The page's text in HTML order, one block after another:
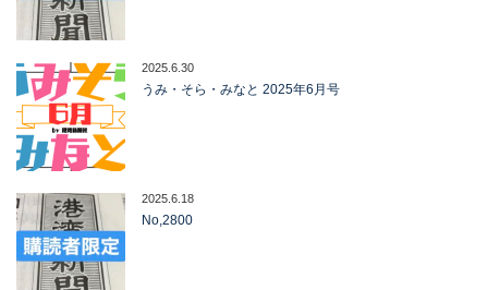
2025.6.30
うみ・そら・みなと 2025年6月号
2025.6.18
No,2800